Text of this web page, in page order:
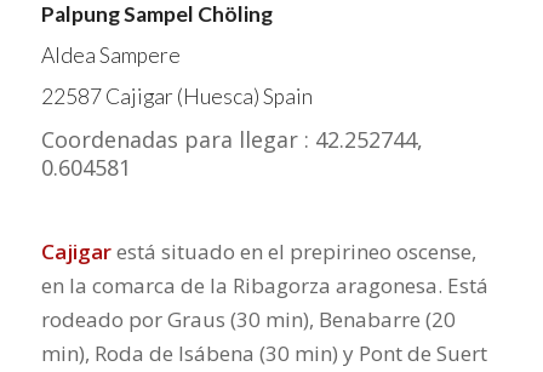
Palpung Sampel Chöling
Aldea Sampere
22587 Cajigar (Huesca) Spain
Coordenadas para llegar : 42.252744,
0.604581
Cajigarestá situado en el prepirineo oscense,
en la comarca de la Ribagorza aragonesa. Está
rodeado por Graus (30 min), Benabarre (20
min), Roda de Isábena (30 min) y Pont de Suert